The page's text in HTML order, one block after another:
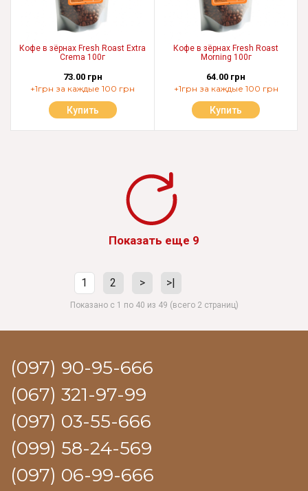
Кофе в зёрнах Fresh Roast Extra
Crema 100г
73.00 грн
+1грн за каждые 100 грн
Купить
Кофе в зёрнах Fresh Roast
Morning 100г
64.00 грн
+1грн за каждые 100 грн
Купить
Показать еще 9
1 2 > >|
Показано с 1 по 40 из 49 (всего 2 страниц)
(097) 90-95-666
(067) 321-97-99
(097) 03-55-666
(099) 58-24-569
(097) 06-99-666